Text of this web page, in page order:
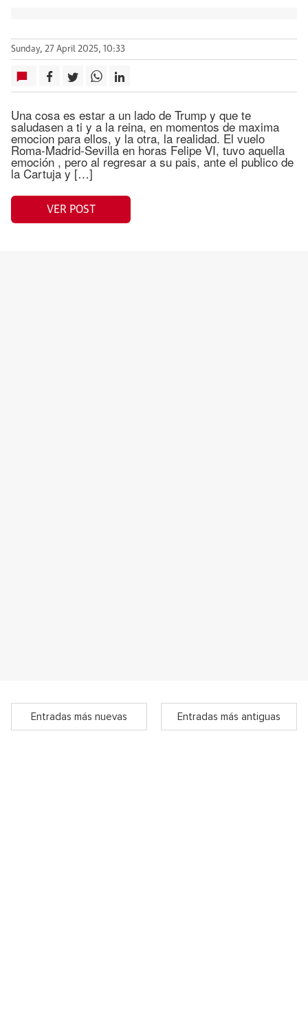
Sunday, 27 April 2025, 10:33
Una cosa es estar a un lado de Trump y que te
saludasen a ti y a la reina, en momentos de maxima
emocion para ellos, y la otra, la realidad. El vuelo
Roma-Madrid-Sevilla en horas Felipe VI, tuvo aquella
emoción , pero al regresar a su pais, ante el publico de
la Cartuja y […]
VER POST
Entradas más nuevas Entradas más antiguas